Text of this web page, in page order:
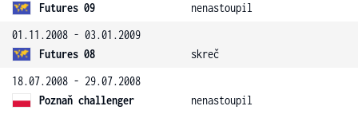
Futures 09
nenastoupil
01.11.2008 - 03.01.2009
Futures 08
skreč
18.07.2008 - 29.07.2008
Poznaň challenger
nenastoupil